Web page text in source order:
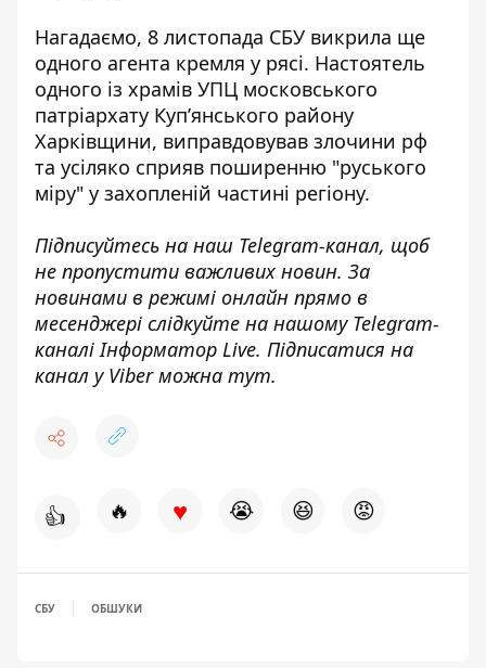
Нагадаємо, 8 листопада СБУ викрила ще
одного агента кремля у рясі. Настоятель
одного із храмів УПЦ московського
патріархату Куп’янського району
Харківщини, виправдовував злочини рф
та усіляко сприяв поширенню "руського
міру" у захопленій частині регіону.
Підписуйтесь на наш Telegram-канал, щоб
не пропустити важливих новин. За
новинами в режимі онлайн прямо в
месенджері слідкуйте на нашому Telegram-
каналіІнформатор Live. Підписатися на
канал у Viber можна тут.
👍 🔥 ♥ 😭 😆 😡
СБУ ОБШУКИ